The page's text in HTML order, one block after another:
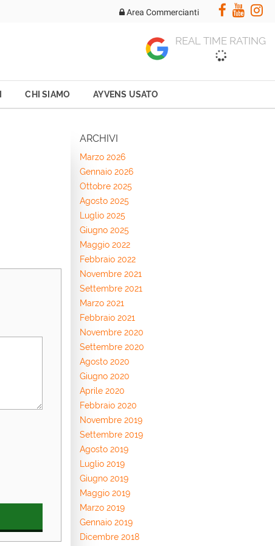
Area Commercianti
REAL TIME RATING
CHI SIAMO AYVENS USATO
ARCHIVI
Marzo 2026
Gennaio 2026
Ottobre 2025
Agosto 2025
Luglio 2025
Giugno 2025
Maggio 2022
Febbraio 2022
Novembre 2021
Settembre 2021
Marzo 2021
Febbraio 2021
Novembre 2020
Settembre 2020
Agosto 2020
Giugno 2020
Aprile 2020
Febbraio 2020
Novembre 2019
Settembre 2019
Agosto 2019
Luglio 2019
Giugno 2019
Maggio 2019
Marzo 2019
Gennaio 2019
Dicembre 2018